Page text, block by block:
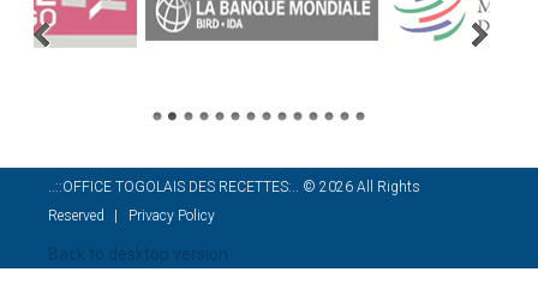
..::OFFICE TOGOLAIS DES RECETTES:.. © 2026 All Rights
Reserved
Privacy Policy
Back to desktop version